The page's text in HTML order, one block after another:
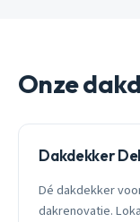
Onze
Dakdekker
Dé dakdekker
dakrenovatie.